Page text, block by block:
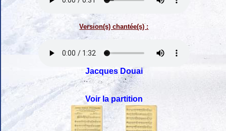
Version(s) chantée(s) :
Jacques Douai
Voir la partition